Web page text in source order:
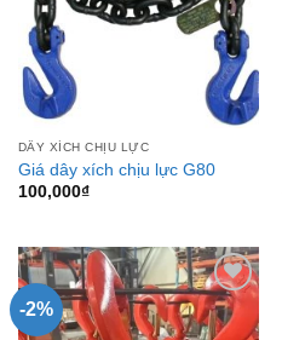
DÂY XÍCH CHỊU LỰC
Giá dây xích chịu lực G80
100,000₫
-2%